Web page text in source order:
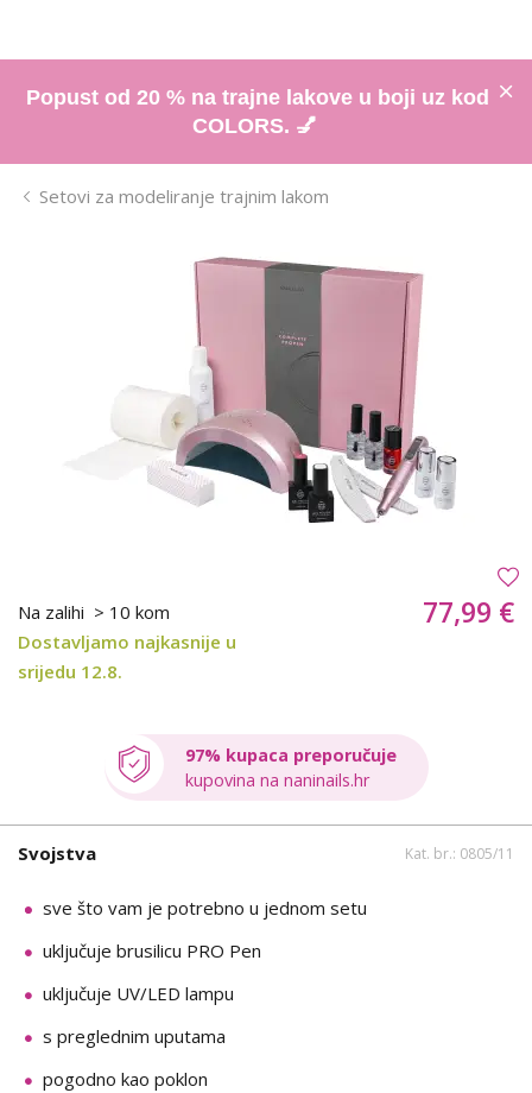
Popust od 20 % na trajne lakove u boji uz kod
COLORS. 💅
Setovi za modeliranje trajnim lakom
Na zalihi > 10 kom
Dostavljamo najkasnije u
srijedu 12.8.
77,99 €
97% kupaca preporučuje
kupovina na naninails.hr
Svojstva Kat. br.: 0805/11
sve što vam je potrebno u jednom setu
uključuje brusilicu PRO Pen
uključuje UV/LED lampu
s preglednim uputama
pogodno kao poklon